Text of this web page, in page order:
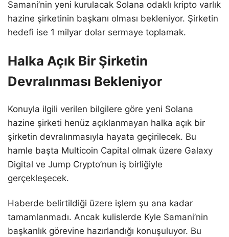
Samani’nin yeni kurulacak Solana odaklı kripto varlık
hazine şirketinin başkanı olması bekleniyor. Şirketin
hedefi ise 1 milyar dolar sermaye toplamak.
Halka Açık Bir Şirketin
Devralınması Bekleniyor
Konuyla ilgili verilen bilgilere göre yeni Solana
hazine şirketi henüz açıklanmayan halka açık bir
şirketin devralınmasıyla hayata geçirilecek. Bu
hamle başta Multicoin Capital olmak üzere Galaxy
Digital ve Jump Crypto’nun iş birliğiyle
gerçekleşecek.
Haberde belirtildiği üzere işlem şu ana kadar
tamamlanmadı. Ancak kulislerde Kyle Samani’nin
başkanlık görevine hazırlandığı konuşuluyor. Bu